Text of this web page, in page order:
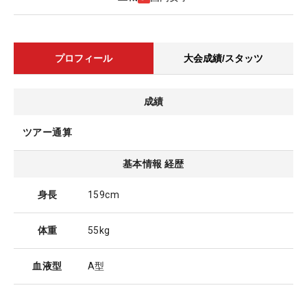
プロフィール 大会成績/スタッツ
成績
ツアー通算
基本情報 経歴
身長 159cm
体重 55kg
血液型 A型